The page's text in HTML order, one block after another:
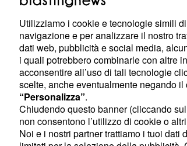
ed il luogo peggiore è la cucina. A
sola o con marito e figli il lavoro
Sicuramente la priorità, in tempi di crisi
il tasso di occupazione femminile, ma
reddito e un riconoscimento a chi fa
conseguenza per il paese?
Utilizziamo i cookie e tecnologie simili
navigazione e per analizzare il nostro
dati web, pubblicità e social media,
i quali potrebbero combinarle con altre
acconsentire all’uso di tali tecnologie
scelte, anche eventualmente negando
“Personalizza”.
Chiudendo questo banner (cliccando
non consentono l’utilizzo di cookie o
Noi e i nostri partner trattiamo i tuoi